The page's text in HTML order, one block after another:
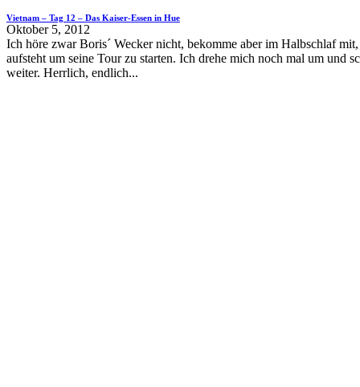
Vietnam – Tag 12 – Das Kaiser-Essen in Hue
Oktober 5, 2012
Ich höre zwar Boris´ Wecker nicht, bekomme aber im Halbschlaf mit,
aufsteht um seine Tour zu starten. Ich drehe mich noch mal um und
weiter. Herrlich, endlich...